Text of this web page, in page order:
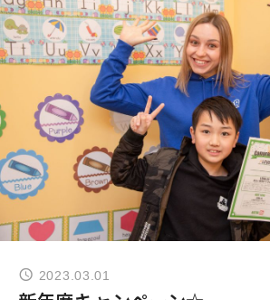
コース案内
英会話／プログラミング／3Dデザイン／学童保育
英会話（未就学児） 英会話（小学生）
生徒・保護者の声
スタッフ紹介
アクセス
よくあるご質問
2023.03.01